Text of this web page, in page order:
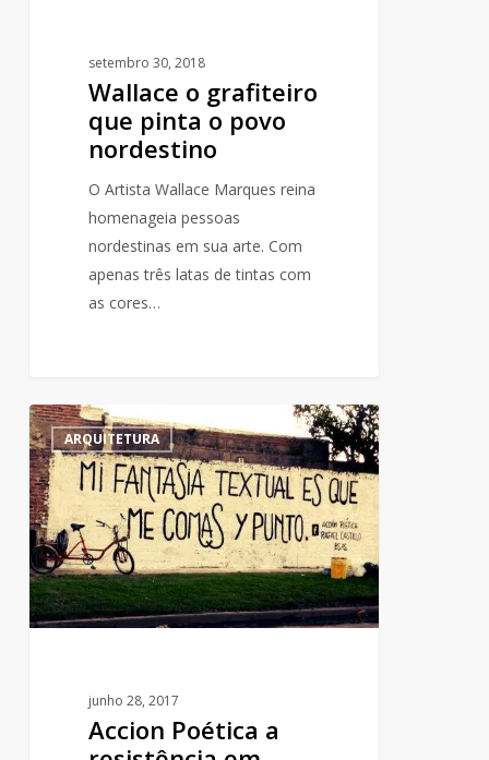
setembro 30, 2018
Wallace o grafiteiro
que pinta o povo
nordestino
O Artista Wallace Marques reina
homenageia pessoas
nordestinas em sua arte. Com
apenas três latas de tintas com
as cores…
Accion
Poética
a
resistência
em
forma
de
arte.
ARQUITETURA
junho 28, 2017
Accion Poética a
0